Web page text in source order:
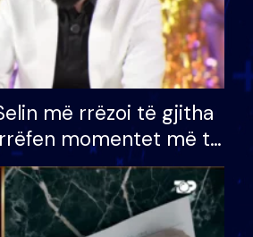
më rrëzoi të gjitha
momentet më të
e BB VIP: Do më
e mëngjesit kur…